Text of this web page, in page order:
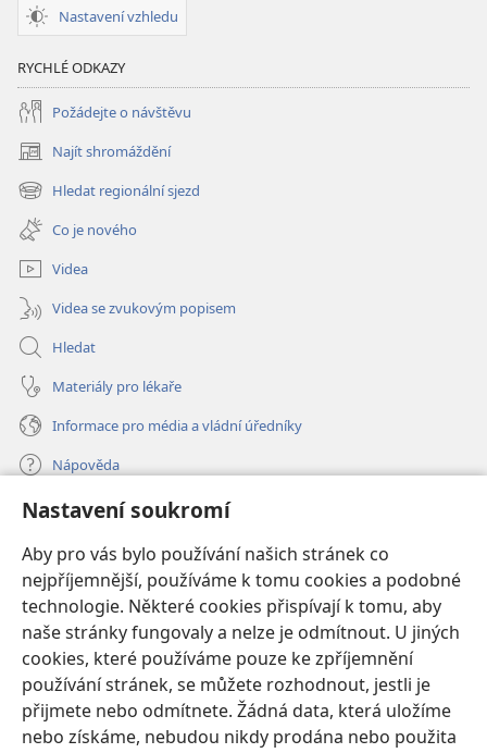
Nastavení soukromí
Aby pro vás bylo používání našich stránek co
nejpříjemnější, používáme k tomu cookies a podobné
technologie. Některé cookies přispívají k tomu, aby
naše stránky fungovaly a nelze je odmítnout. U jiných
cookies, které používáme pouze ke zpříjemnění
používání stránek, se můžete rozhodnout, jestli je
přijmete nebo odmítnete. Žádná data, která uložíme
nebo získáme, nebudou nikdy prodána nebo použita
Nastavení vzhledu
RYCHLÉ ODKAZY
Požádejte o návštěvu
Najít shromáždění
(otevřeno
nové
okno)
Hledat regionální sjezd
(otevřeno
nové
okno)
Co je nového
Videa
Videa se zvukovým popisem
Hledat
Materiály pro lékaře
Informace pro média a vládní úředníky
Nápověda
Dary
nové
okno) ONLINE KNIHOVNA Strážné věže
(otevřeno
nové
okno)JW Hub®
(otevřeno
nové
okno)JW Library
Watchtower Library